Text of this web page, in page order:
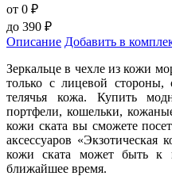
от 0 ₽
до 390 ₽
Описание Добавить в
Зеркальце в чехле из кожи
только с лицевой
телячья кожа. Купить
портфели, кошельки,
кожи ската вы сможете
аксессуаров «Экзотическая
кожи ската может быть к
ближайшее время.